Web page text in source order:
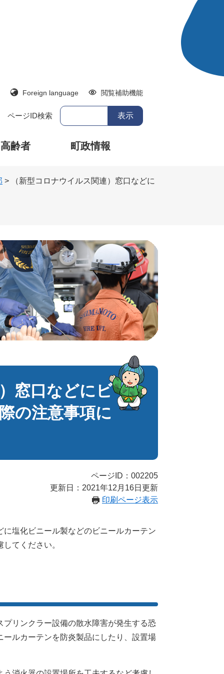
Foreign language 閲覧補助機能
ページID検索
齢者 町政情報
> （新型コロナウイルス関連）窓口などに
窓口などにビ
の注意事項に
ページID：002205
更新日：2021年12月16日更新
印刷ページ表示
塩化ビニール製などのビニールカーテン
てください。
リンクラー設備の散水障害が発生する恐
ルカーテンを防炎製品にしたり、設置場